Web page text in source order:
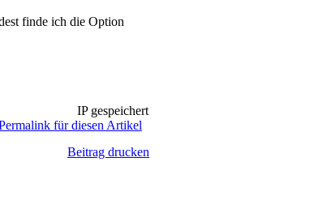
finde ich die Option
IP gespeichert
für diesen Artikel
Beitrag drucken